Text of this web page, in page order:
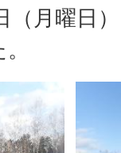
（月曜日